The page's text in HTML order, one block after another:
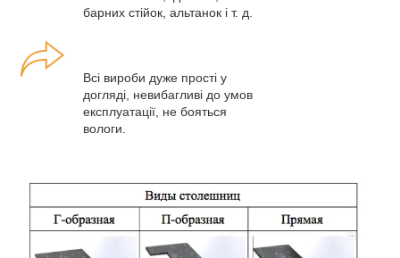
барних стійок, альтанок і т. д.
Всі вироби дуже прості у
догляді, невибагливі до умов
експлуатації, не бояться
вологи.